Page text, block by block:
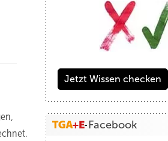
Jetzt Wissen checken
Facebook